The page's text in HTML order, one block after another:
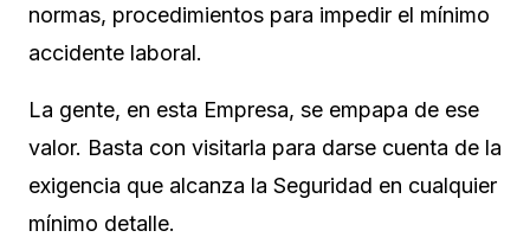
normas, procedimientos para impedir el mínimo
accidente laboral.
La gente, en esta Empresa, se empapa de ese
valor. Basta con visitarla para darse cuenta de la
exigencia que alcanza la Seguridad en cualquier
mínimo detalle.